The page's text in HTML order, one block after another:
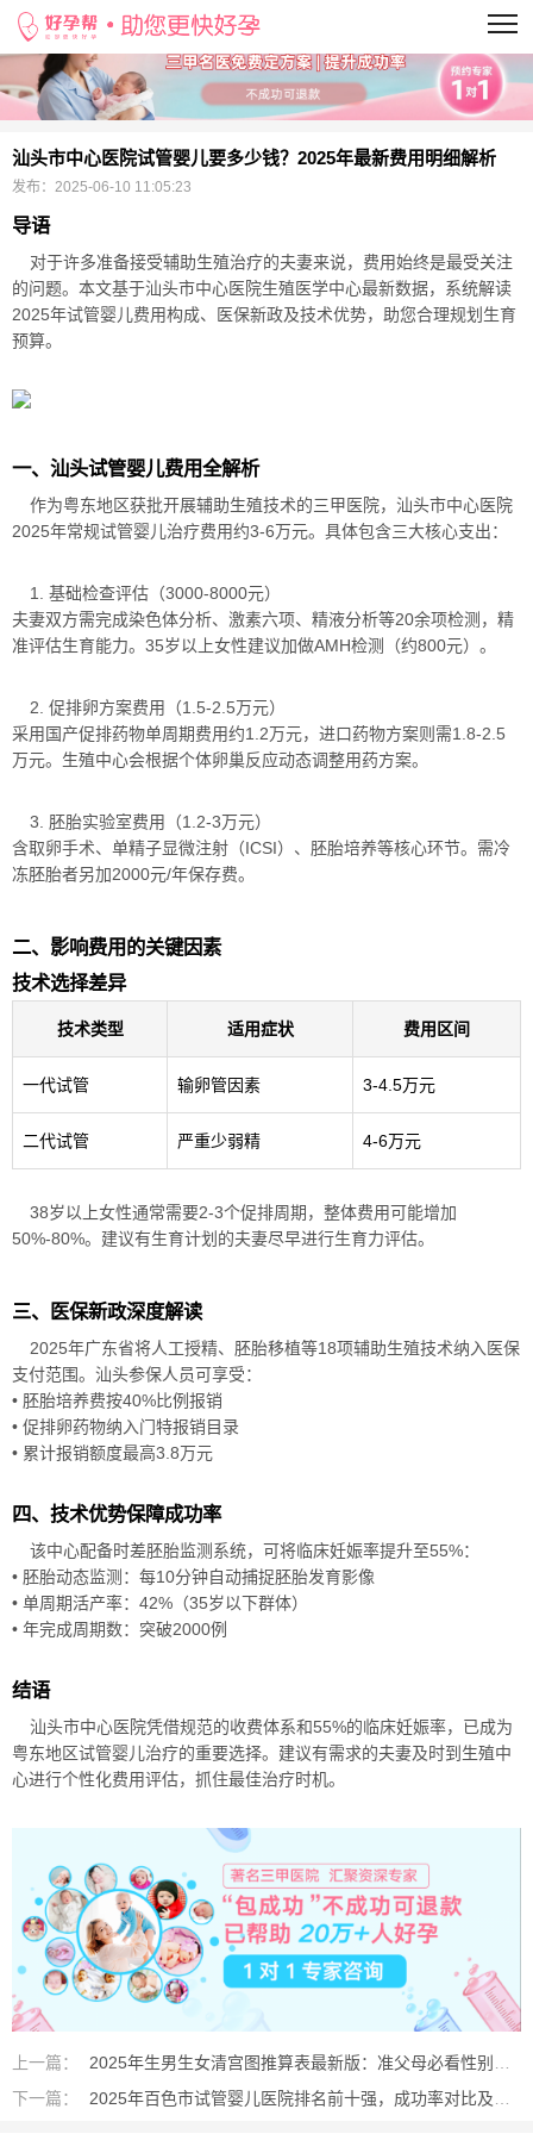
当前位置：
汕头市中心医院试管婴儿要多少钱？2025年最新费用明细解析
发布： 2025-06-10 11:05:23
导语
对于许多准备接受辅助生殖治疗的夫妻来说，费用始终是最受关注
的问题。本文基于汕头市中心医院生殖医学中心最新数据，系统解读
2025年试管婴儿费用构成、医保新政及技术优势，助您合理规划生育
预算。
一、汕头试管婴儿费用全解析
作为粤东地区获批开展辅助生殖技术的三甲医院，汕头市中心医院
2025年常规试管婴儿治疗费用约3-6万元。具体包含三大核心支出：
1. 基础检查评估（3000-8000元）
夫妻双方需完成染色体分析、激素六项、精液分析等20余项检测，精
准评估生育能力。35岁以上女性建议加做AMH检测（约800元）。
2. 促排卵方案费用（1.5-2.5万元）
采用国产促排药物单周期费用约1.2万元，进口药物方案则需1.8-2.5
万元。生殖中心会根据个体卵巢反应动态调整用药方案。
3. 胚胎实验室费用（1.2-3万元）
含取卵手术、单精子显微注射（ICSI）、胚胎培养等核心环节。需冷
冻胚胎者另加2000元/年保存费。
二、影响费用的关键因素
技术选择差异
技术类型 适用症状 费用区间
一代试管 输卵管因素 3-4.5万元
二代试管 严重少弱精 4-6万元
38岁以上女性通常需要2-3个促排周期，整体费用可能增加
50%-80%。建议有生育计划的夫妻尽早进行生育力评估。
三、医保新政深度解读
2025年广东省将人工授精、胚胎移植等18项辅助生殖技术纳入医保
支付范围。汕头参保人员可享受：
• 胚胎培养费按40%比例报销
• 促排卵药物纳入门特报销目录
• 累计报销额度最高3.8万元
四、技术优势保障成功率
该中心配备时差胚胎监测系统，可将临床妊娠率提升至55%：
• 胚胎动态监测：每10分钟自动捕捉胚胎发育影像
• 单周期活产率：42%（35岁以下群体）
• 年完成周期数：突破2000例
结语
汕头市中心医院凭借规范的收费体系和55%的临床妊娠率，已成为
粤东地区试管婴儿治疗的重要选择。建议有需求的夫妻及时到生殖中
心进行个性化费用评估，抓住最佳治疗时机。
上一篇：
2025年生男生女清宫图推算表最新版：准父母必看性别预测指南
下一篇：
2025年百色市试管婴儿医院排名前十强，成功率对比及就医指南